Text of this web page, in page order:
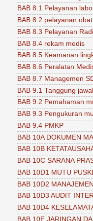
BAB 8.1 Pelayanan
BAB 8.2 pelayanan
BAB 8.3 Pelayanan
BAB 8.4 rekam medis
BAB 8.5 Keamanan
BAB 8.6 Peralatan
BAB 8.7 Managemen
BAB 9.1 Tanggung
BAB 9.2 Pemahaman
BAB 9.3 Pengukuran
BAB 9.4 PMKP
BAB 10A DOKUMEN
BAB 10B
BAB 10C SARANA
BAB 10D1 MUTU
BAB 10D2
BAB 10D3 AUDIT
BAB 10D4
BAB 10E JARINGAN